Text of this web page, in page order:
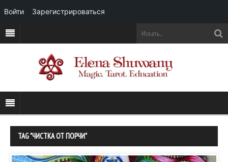
TAG "ЧИСТКА ОТ ПОРЧИ"
Войти Зарегистрироваться